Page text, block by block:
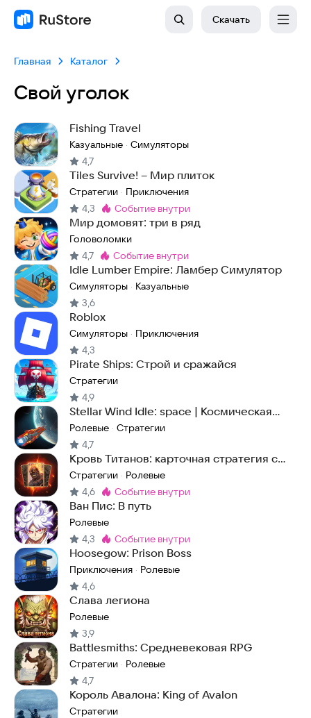
Скачать
Главная Каталог
Свой уголок
Fishing Travel
Казуальные · Симуляторы
4,7
Tiles Survive! – Мир плиток
Стратегии · Приключения
4,3
Метка:
событие внутри
Мир домовят: три в ряд
Головоломки
4,7 Метка:
событие внутри
Idle Lumber Empire: Ламбер Симулятор
Симуляторы · Казуальные
3,6
Roblox
Симуляторы · Приключения
4,3
Pirate Ships: Строй и сражайся
Стратегии
4,9
Stellar Wind Idle: space | Космическая
стратегия
Ролевые · Стратегии
4,7
Кровь Титанов: карточная стратегия с
PvP и PvE
Стратегии · Ролевые
4,6 Метка:
событие внутри
Ван Пис: В путь
Ролевые
4,3
Метка:
событие внутри
Hoosegow: Prison Boss
Приключения · Ролевые
4,6
Слава легиона
Ролевые
3,9
Battlesmiths: Средневековая RPG
Стратегии · Ролевые
4,7
Король Авалона: King of Avalon
Стратегии